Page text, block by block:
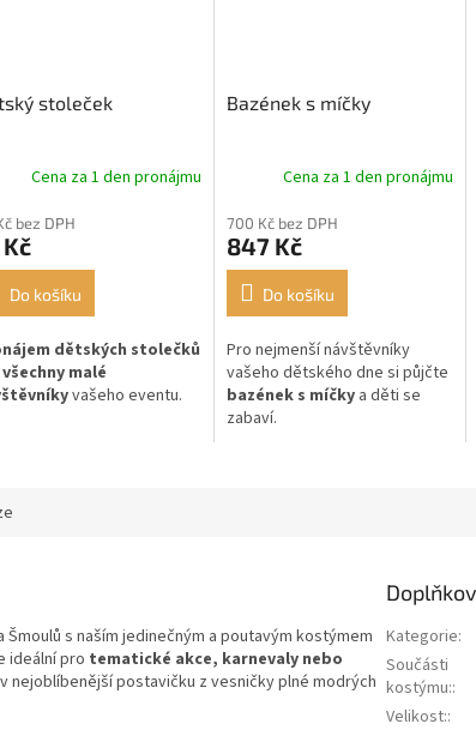
stoleček
Cena za 1 den pronájmu
bez DPH
Kč
Do košíku
dětských stolečků
všechny malé
vašeho eventu.
Bazének s míčky
Cena za 1 den pronájmu
700 Kč bez DPH
847 Kč
Do košíku
Pro nejmenší návštěvníky
vašeho dětského dne si půjčte
bazének s míčkya děti se
zabaví.
s naším jedinečným a poutavým kostýmem
ideální pro tematické akce, karnevaly nebo
nejoblíbenější postavičku z vesničky plné modrých
Kategorie:
Součásti
kostýmu::
Velikost::